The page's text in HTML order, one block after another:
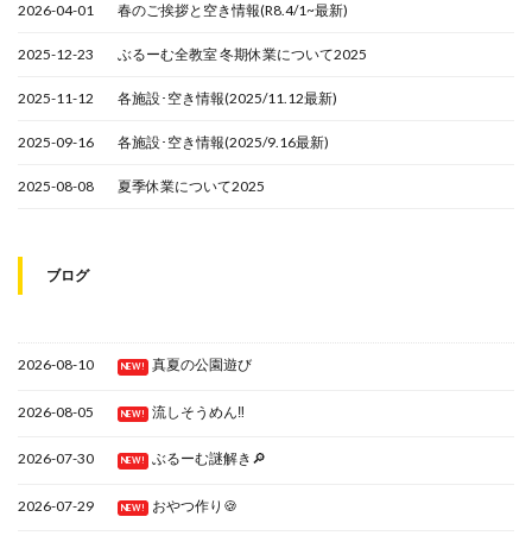
2026-04-01 春のご挨拶と空き情報(R8.4/1~最新)
2025-12-23 ぶるーむ全教室 冬期休業について2025
2025-11-12 各施設･空き情報(2025/11.12最新)
2025-09-16 各施設･空き情報(2025/9.16最新)
2025-08-08 夏季休業について2025
ブログ
2026-08-10 NEW! 真夏の公園遊び
2026-08-05 NEW! 流しそうめん‼
2026-07-30 NEW! ぶるーむ謎解き🔎
2026-07-29 NEW! おやつ作り🍪